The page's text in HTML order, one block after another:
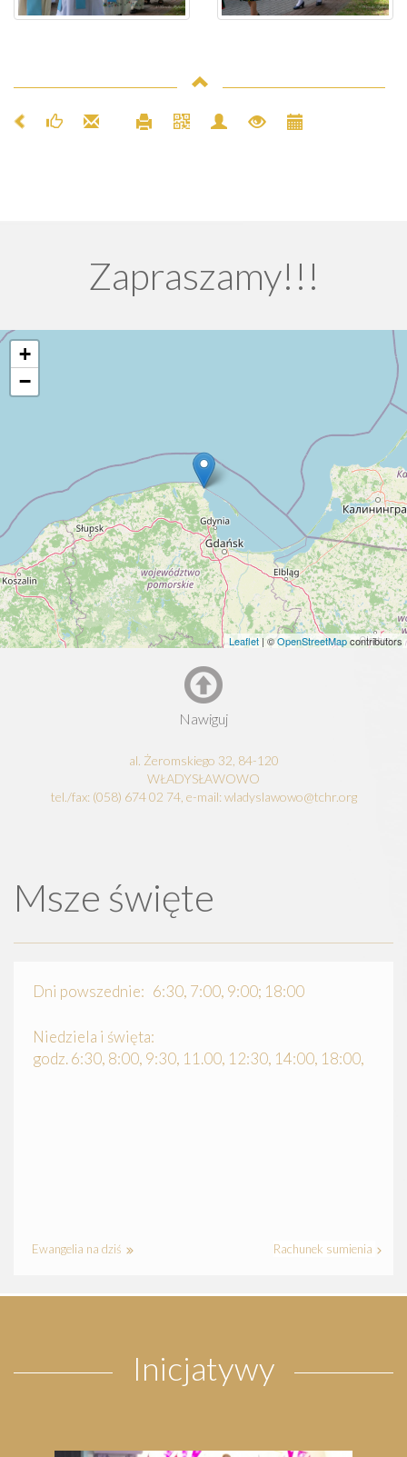
Zapraszamy!!!
+
−
Leaflet | ©OpenStreetMapcontributors
Nawiguj
al. Żeromskiego 32, 84-120
WŁADYSŁAWOWO
tel./fax: (058) 674 02 74, e-mail: wladyslawowo@tchr.org
Msze święte
Dni powszednie: 6:30, 7:00, 9:00; 18:00
Niedziela i święta:
godz. 6:30, 8:00, 9:30, 11.00, 12:30, 14:00, 18:00,
Ewangelia na dziś Rachunek sumienia
Inicjatywy